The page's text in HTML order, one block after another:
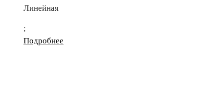
Линейная
;
Подробнее